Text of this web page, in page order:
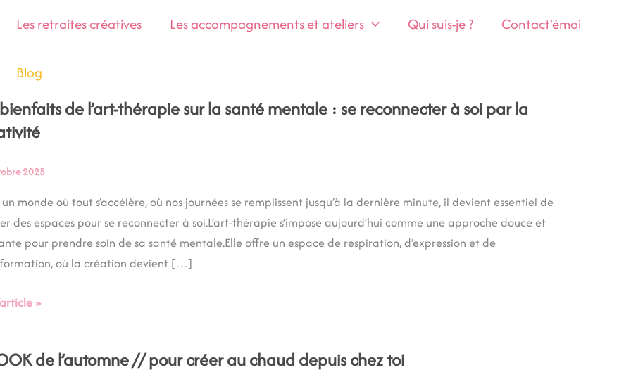
Les retraites créatives Les accompagnements et ateliers Qui suis-je ? Contact’émoi
Blog
de l’art-thérapie sur la santé mentale : se reconnecter à soi par la
2025
monde où tout s’accélère, où nos journées se remplissent jusqu’à la dernière minute, il devient essentiel de
des espaces pour se reconnecter à soi.L’art-thérapie s’impose aujourd’hui comme une approche douce et
pour prendre soin de sa santé mentale.Elle offre un espace de respiration, d’expression et de
où la création devient […]
»
de l’automne // pour créer au chaud depuis chez toi